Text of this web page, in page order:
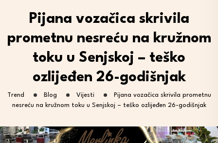
Pijana vozačica skrivila
prometnu nesreću na kružnom
toku u Senjskoj – teško
ozlijeđen 26-godišnjak
Trend Blog Vijesti
Pijana vozačica skrivila prometnu
nesreću na kružnom toku u Senjskoj – teško ozlijeđen 26-godišnjak